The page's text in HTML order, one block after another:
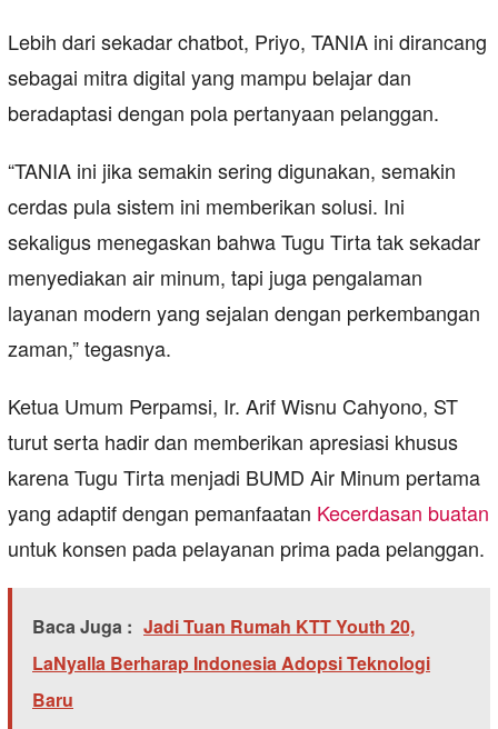
Lebih dari sekadar chatbot, Priyo, TANIA ini dirancang
sebagai mitra digital yang mampu belajar dan
beradaptasi dengan pola pertanyaan pelanggan.
“TANIA ini jika semakin sering digunakan, semakin
cerdas pula sistem ini memberikan solusi. Ini
sekaligus menegaskan bahwa Tugu Tirta tak sekadar
menyediakan air minum, tapi juga pengalaman
layanan modern yang sejalan dengan perkembangan
zaman,” tegasnya.
Ketua Umum Perpamsi, Ir. Arif Wisnu Cahyono, ST
turut serta hadir dan memberikan apresiasi khusus
karena Tugu Tirta menjadi BUMD Air Minum pertama
yang adaptif dengan pemanfaatan Kecerdasan buatan
untuk konsen pada pelayanan prima pada pelanggan.
Baca Juga : Jadi Tuan Rumah KTT Youth 20,
LaNyalla Berharap Indonesia Adopsi Teknologi
Baru